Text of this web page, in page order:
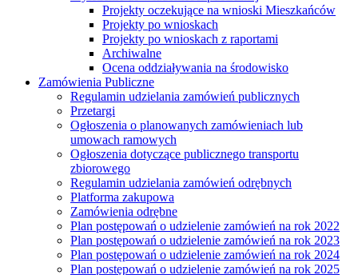
Projekty oczekujące na wnioski Mieszkańców
Projekty po wnioskach
Projekty po wnioskach z raportami
Archiwalne
Ocena oddziaływania na środowisko
Zamówienia Publiczne
Regulamin udzielania zamówień publicznych
Przetargi
Ogłoszenia o planowanych zamówieniach lub
umowach ramowych
Ogłoszenia dotyczące publicznego transportu
zbiorowego
Regulamin udzielania zamówień odrębnych
Platforma zakupowa
Zamówienia odrębne
Plan postępowań o udzielenie zamówień na rok 2022
Plan postępowań o udzielenie zamówień na rok 2023
Plan postępowań o udzielenie zamówień na rok 2024
Plan postępowań o udzielenie zamówień na rok 2025